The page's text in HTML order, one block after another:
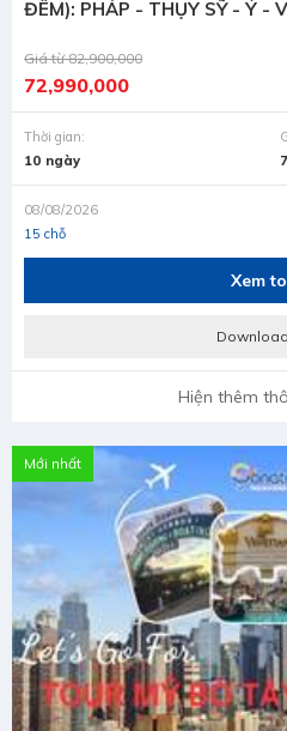
ĐÊM): PHÁP - THỤY SỸ - Ý -
Giá từ 82,900,000
72,990,000
Thời gian:
10 ngày
08/08/2026
15 chỗ
Xem
Hiện thêm
Mới nhất